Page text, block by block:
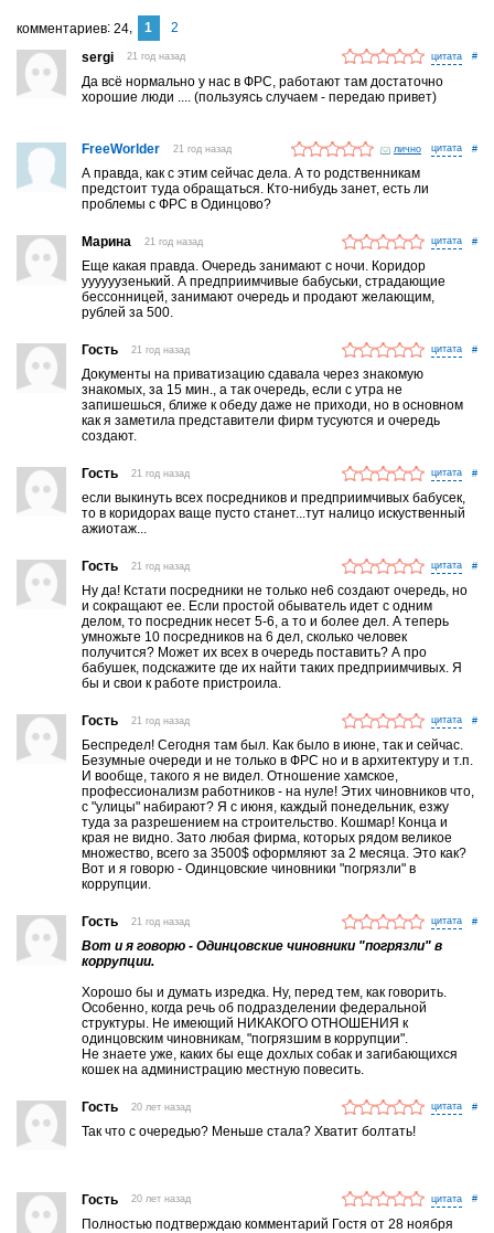
комментариев 24 1
2
sergi
21 год назад #
Да всё нормально у нас в ФРС, работают там достаточно
хорошие люди .... (пользуясь случаем - передаю привет)
FreeWorlder 21 год назад лично #
А правда, как с этим сейчас дела. А то родственникам
предстоит туда обращаться. Кто-нибудь занет, есть ли
проблемы с ФРС в Одинцово?
Марина 21 год назад #
Еще какая правда. Очередь занимают с ночи. Коридор
уууууузенький. А предприимчивые бабуськи, страдающие
бессонницей, занимают очередь и продают желающим,
рублей за 500.
Гость 21 год назад #
Документы на приватизацию сдавала через знакомую
знакомых, за 15 мин., а так очередь, если с утра не
запишешься, ближе к обеду даже не приходи, но в основном
как я заметила представители фирм тусуются и очередь
создают.
Гость 21 год назад #
если выкинуть всех посредников и предприимчивых бабусек,
то в коридорах ваще пусто станет...тут налицо искуственный
ажиотаж...
Гость 21 год назад #
Ну да! Кстати посредники не только не6 создают очередь, но
и сокращают ее. Если простой обыватель идет с одним
делом, то посредник несет 5-6, а то и более дел. А теперь
умножьте 10 посредников на 6 дел, сколько человек
получится? Может их всех в очередь поставить? А про
бабушек, подскажите где их найти таких предприимчивых. Я
бы и свои к работе пристроила.
Гость 21 год назад #
Беспредел! Сегодня там был. Как было в июне, так и сейчас.
Безумные очереди и не только в ФРС но и в архитектуру и т.п.
И вообще, такого я не видел. Отношение хамское,
профессионализм работников - на нуле! Этих чиновников что,
с "улицы" набирают? Я с июня, каждый понедельник, езжу
туда за разрешением на строительство. Кошмар! Конца и
края не видно. Зато любая фирма, которых рядом великое
множество, всего за 3500$ оформляют за 2 месяца. Это как?
Вот и я говорю - Одинцовские чиновники "погрязли" в
коррупции.
Гость 21 год назад #
Вот и я говорю - Одинцовские чиновники "погрязли" в
коррупции.
Хорошо бы и думать изредка. Ну, перед тем, как говорить.
Особенно, когда речь об подразделении федеральной
структуры. Не имеющий НИКАКОГО ОТНОШЕНИЯ к
одинцовским чиновникам, "погрязшим в коррупции".
Не знаете уже, каких бы еще дохлых собак и загибающихся
кошек на администрацию местную повесить.
Гость 20 лет назад #
Так что с очередью? Меньше стала? Хватит болтать!
Гость 20 лет назад #
Полностью подтверждаю комментарий Гостя от 28 ноября